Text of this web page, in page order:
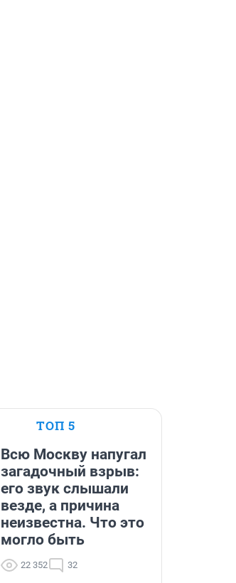
ТОП 5
Всю Москву напугал
загадочный взрыв:
его звук слышали
везде, а причина
неизвестна. Что это
могло быть
22 352 32